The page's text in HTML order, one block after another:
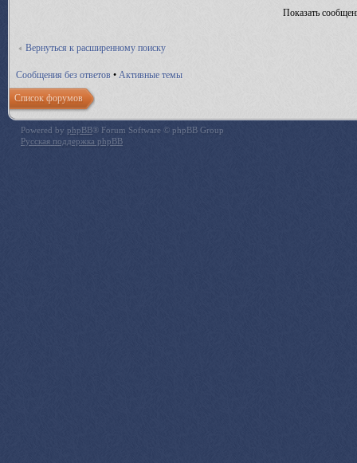
Показать
Вернуться к расширенному поиску
Сообщения без ответов • Активные темы
Список форумов
Powered by phpBB® Forum Software © phpBB Group
Русская поддержка phpBB